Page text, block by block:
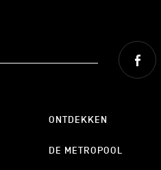
ONTDEKKEN
DE METROPOOL